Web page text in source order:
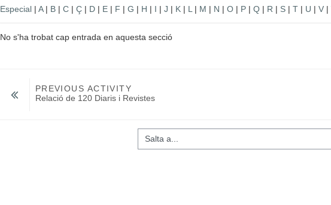
Especial| A| B| C| Ç| D| E| F | G | H | I | J | K| L | M | N | O| P| Q| R | S| T| U | V|
No s'ha trobat cap entrada en aquesta secció
PREVIOUS ACTIVITY
Relació de 120 Diaris i Revistes